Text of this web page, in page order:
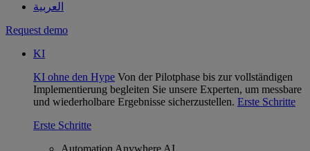
العربية
Request demo
KI
KI ohne den Hype Von der Pilotphase bis zur vollständigen
Implementierung begleiten Sie unsere Experten, um messbare
und wiederholbare Ergebnisse sicherzustellen. Erste Schritte
Erste Schritte
Automation Anywhere AI